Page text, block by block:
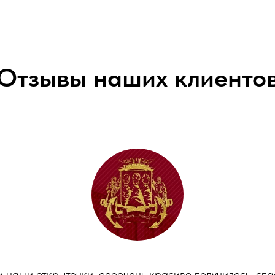
наших